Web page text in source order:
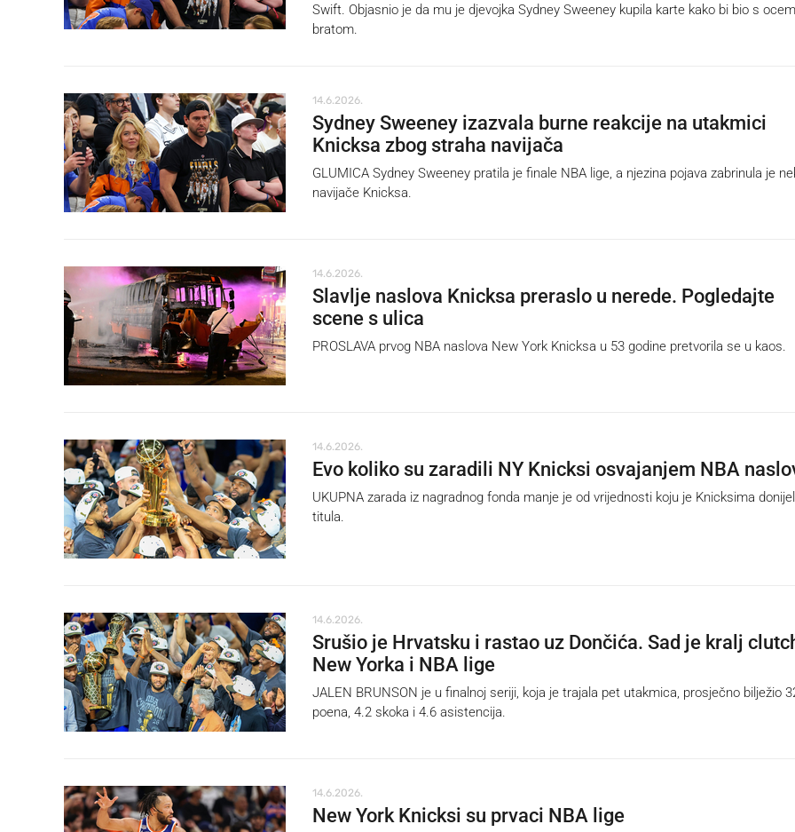
Swift. Objasnio je da mu je djevojka Sydney Sweeney kupila karte kako bi bio s
bratom.
14.6.2026.
Sydney Sweeney izazvala burne reakcije na utakmici
Knicksa zbog straha navijača
GLUMICA Sydney Sweeney pratila je finale NBA lige, a njezina pojava zabrinula je
navijače Knicksa.
14.6.2026.
Slavlje naslova Knicksa preraslo u nerede. Pogledajte
scene s ulica
PROSLAVA prvog NBA naslova New York Knicksa u 53 godine pretvorila se u kaos.
14.6.2026.
Evo koliko su zaradili NY Knicksi osvajanjem NBA
UKUPNA zarada iz nagradnog fonda manje je od vrijednosti koju je Knicksima
titula.
14.6.2026.
Srušio je Hrvatsku i rastao uz Dončića. Sad je kralj
New Yorka i NBA lige
JALEN BRUNSON je u finalnoj seriji, koja je trajala pet utakmica, prosječno bilježio
poena, 4.2 skoka i 4.6 asistencija.
14.6.2026.
New York Knicksi su prvaci NBA lige